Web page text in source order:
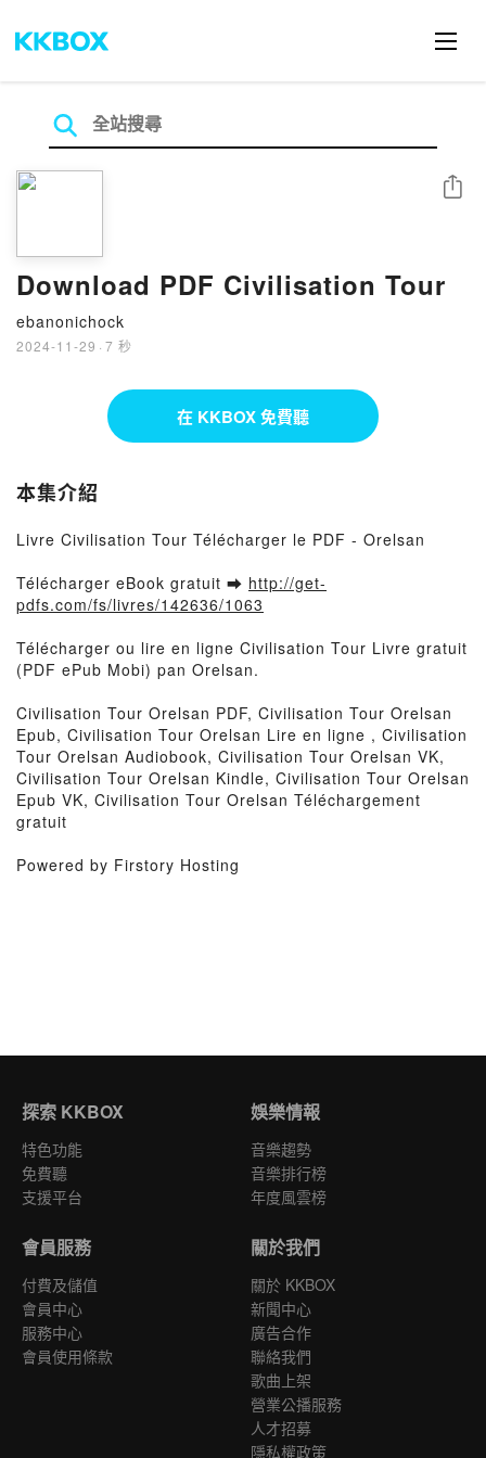
Download PDF Civilisation Tour
ebanonichock
2024-11-29 · 7 秒
分享
在 KKBOX 免費聽
本集介紹
Livre Civilisation Tour Télécharger le PDF - Orelsan
Télécharger eBook gratuit ➡ http://get-
pdfs.com/fs/livres/142636/1063
Télécharger ou lire en ligne Civilisation Tour Livre gratuit
(PDF ePub Mobi) pan Orelsan.
Civilisation Tour Orelsan PDF, Civilisation Tour Orelsan
Epub, Civilisation Tour Orelsan Lire en ligne , Civilisation
Tour Orelsan Audiobook, Civilisation Tour Orelsan VK,
Civilisation Tour Orelsan Kindle, Civilisation Tour Orelsan
Epub VK, Civilisation Tour Orelsan Téléchargement
gratuit
Powered by Firstory Hosting
探索 KKBOX
特色功能
免費聽
支援平台
娛樂情報
音樂趨勢
音樂排行榜
年度風雲榜
會員服務
付費及儲值
會員中心
服務中心
會員使用條款
關於我們
關於 KKBOX
新聞中心
廣告合作
聯絡我們
歌曲上架
營業公播服務
人才招募
隱私權政策